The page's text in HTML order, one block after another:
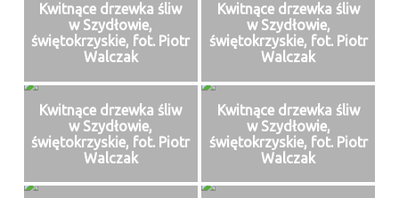
Kwitnące drzewka śliw
w Szydłowie,
świętokrzyskie, fot. Piotr
Walczak
Kwitnące drzewka śliw
w Szydłowie,
świętokrzyskie, fot. Piotr
Walczak
Kwitnące drzewka śliw
w Szydłowie,
świętokrzyskie, fot. Piotr
Walczak
Kwitnące drzewka śliw
w Szydłowie,
świętokrzyskie, fot. Piotr
Walczak